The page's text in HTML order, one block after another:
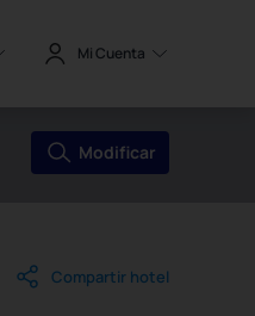
Mi Cuenta
Modificar
Compartir hotel